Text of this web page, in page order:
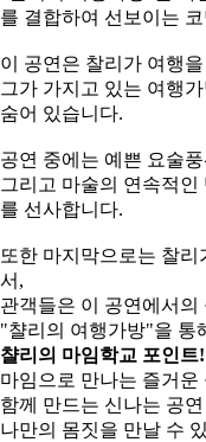
를 결합하여 선보이는
이 공연은 찰리가 여행
그가 가지고 있는 여행
숨어 있습니다.
공연 중에는 예쁜 요술
그리고 마술의 연속적인
를 선사합니다.
또한 마지막으로는 찰
서,
관객들은 이 공연에서
"챨리의 여행가방"을 통
챨리의 마임학교 포인트!
마임으로 만나는 즐거운
함께 만드는 신나는 공연
나만의 몸짓을 만날 수